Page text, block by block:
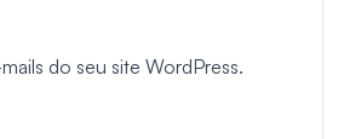
do seu site WordPress.